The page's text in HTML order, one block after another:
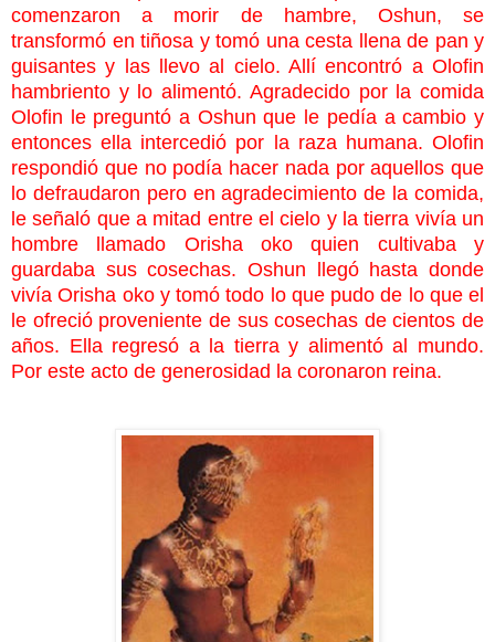
comenzaron a morir de hambre, Oshun, se
transformó en tiñosa y tomó una cesta llena de pan y
guisantes y las llevo al cielo. Allí encontró a Olofin
hambriento y lo alimentó. Agradecido por la comida
Olofin le preguntó a Oshun que le pedía a cambio y
entonces ella intercedió por la raza humana. Olofin
respondió que no podía hacer nada por aquellos que
lo defraudaron pero en agradecimiento de la comida,
le señaló que a mitad entre el cielo y la tierra vivía un
hombre llamado Orisha oko quien cultivaba y
guardaba sus cosechas. Oshun llegó hasta donde
vivía Orisha oko y tomó todo lo que pudo de lo que el
le ofreció proveniente de sus cosechas de cientos de
años. Ella regresó a la tierra y alimentó al mundo.
Por este acto de generosidad la coronaron reina.